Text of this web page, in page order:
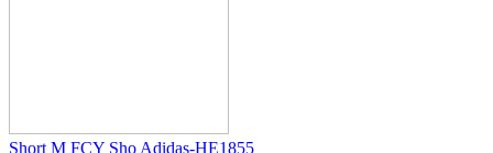
Short M FCY Sho Adidas-HE1855